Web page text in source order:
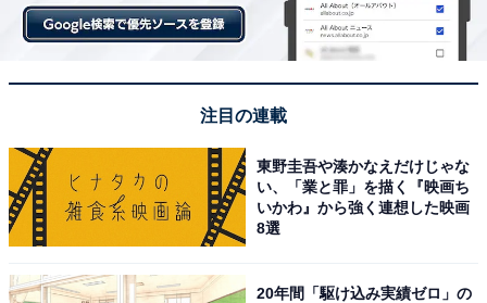
注目の連載
東野圭吾や湊かなえだけじゃな
い、「業と罪」を描く『映画ち
いかわ』から強く連想した映画
8選
20年間「駆け込み実績ゼロ」の